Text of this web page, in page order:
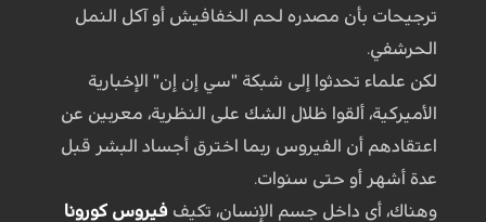
ترجيحات بأن مصدره لحم الخفافيش أو آكل النمل
الحرشفي.
لكن علماء تحدثوا إلى شبكة "سي إن إن" الإخبارية
الأميركية، ألقوا ظلال الشك على النظرية، معربين عن
اعتقادهم أن الفيروس ربما اخترق أجساد البشر قبل
عدة أشهر أو حتى سنوات.
وهناك، أي داخل جسم الإنسان، تكيف فيروس كورونا